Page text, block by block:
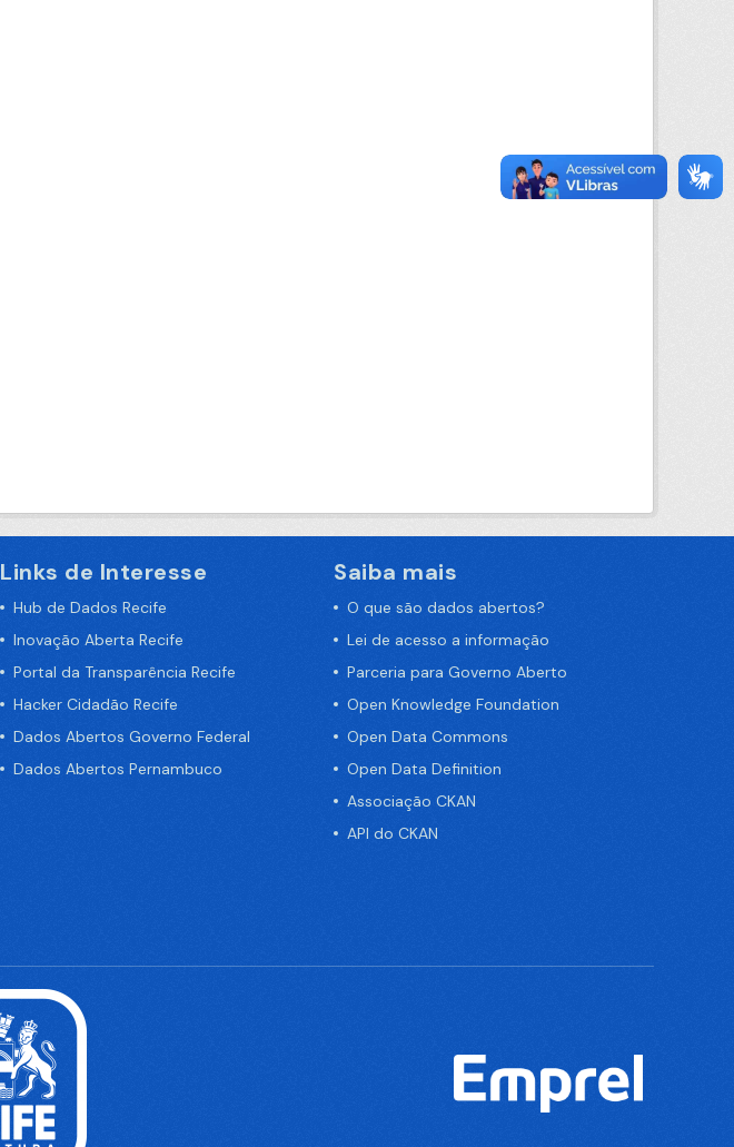
Links de Interesse
Hub de Dados Recife
Inovação Aberta Recife
Portal da Transparência Recife
Hacker Cidadão Recife
Dados Abertos Governo Federal
Dados Abertos Pernambuco
Saiba mais
O que são dados abertos?
Lei de acesso a informação
Parceria para Governo Aberto
Open Knowledge Foundation
Open Data Commons
Open Data Definition
Associação CKAN
API do CKAN